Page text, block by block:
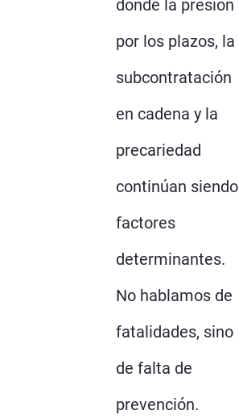
donde la presión
por los plazos, la
subcontratación
en cadena y la
precariedad
continúan siendo
factores
determinantes.
No hablamos de
fatalidades, sino
de falta de
prevención.